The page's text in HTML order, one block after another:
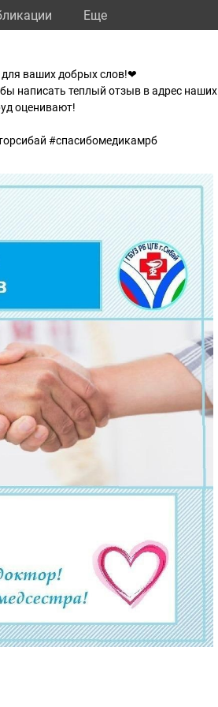
Eще
для ваших добрых слов!❤
написать теплый отзыв в адрес наших
оценивают!
#спасибомедикамрб